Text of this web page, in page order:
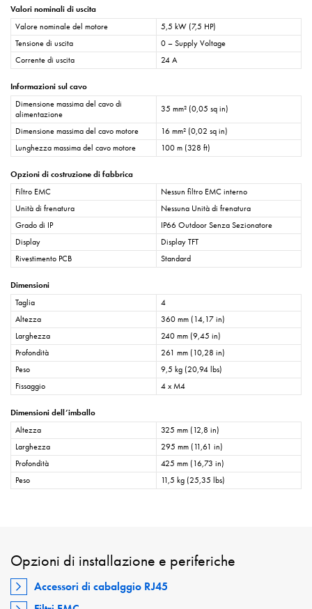
Valori nominali di uscita
Valore nominale del motore
5,5 kW (7,5 HP)
Tensione di uscita
0 – Supply Voltage
Corrente di uscita
24 A
Informazioni sul cavo
Dimensione massima del cavo di
alimentazione
35 mm² (0,05 sq in)
Dimensione massima del cavo motore
16 mm² (0,02 sq in)
Lunghezza massima del cavo motore
100 m (328 ft)
Opzioni di costruzione di fabbrica
Filtro EMC
Nessun filtro EMC interno
Unità di frenatura
Nessuna Unità di frenatura
Grado di IP
IP66 Outdoor Senza Sezionatore
Display
Display TFT
Rivestimento PCB
Standard
Dimensioni
Taglia
4
Altezza
360 mm (14,17 in)
Larghezza
240 mm (9,45 in)
Profondità
261 mm (10,28 in)
Peso
9,5 kg (20,94 lbs)
Fissaggio
4 x M4
Dimensioni dell’imballo
Altezza
325 mm (12,8 in)
Larghezza
295 mm (11,61 in)
Profondità
425 mm (16,73 in)
Peso
11,5 kg (25,35 lbs)
Opzioni di installazione e periferiche
Accessori di cabalggio RJ45